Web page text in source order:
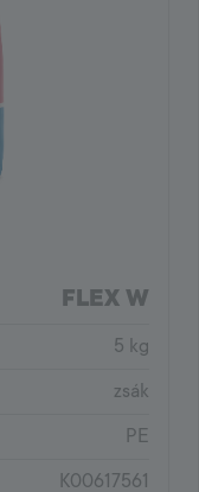
FLEX W
5 kg
zsák
PE
K00617561